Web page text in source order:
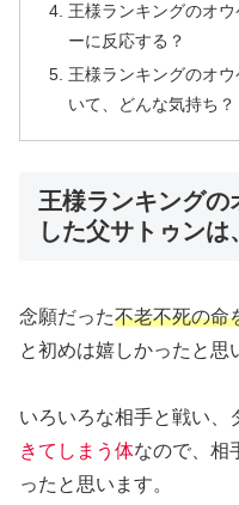
王様ランキングのオ
ーに反応する？
王様ランキングのオ
いて、どんな気持ち
王様ランキングの
した父サトゥンは
念願だった不老不死の命
と初めは嬉しかったと思
いろいろな相手と戦い、
きてしまう体なので、相
ったと思います。